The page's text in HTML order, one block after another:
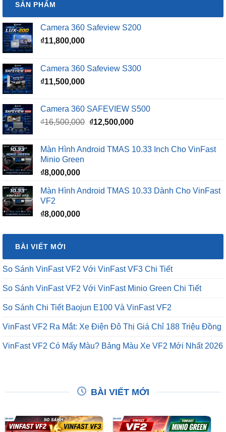
SẢN PHẨM
Camera 360 Safeview S200
₫11,800,000
Camera 360 Safeview S300
₫11,500,000
Camera 360 SAFEVIEW S500
₫16,500,000 Giá
₫16,500,000.
₫12,500,000Giá
là:
Màn Hình Android TMAS 10.33 Inch Cho VinFast
Minio Green
₫8,000,000
Màn Hình Android TMAS 10.33 Dành Cho VinFast
VF2
₫8,000,000
BÀI VIẾT MỚI
So Sánh VinFast VF2 Với VinFast VF3 Chi Tiết
So Sánh VinFast VF2 Với VinFast Minio Green Chi Tiết
So Sánh Chi Tiết Baojun E100 Và VinFast VF2
VinFast VF2 Ra Mắt: Xe Điện Đô Thị Giá Chỉ 188 Triệu Đồng
VinFast VF2 Có Mấy Màu? Bảng Màu Xe VF2 Mới Nhất 2026
BÀI VIẾT MỚI